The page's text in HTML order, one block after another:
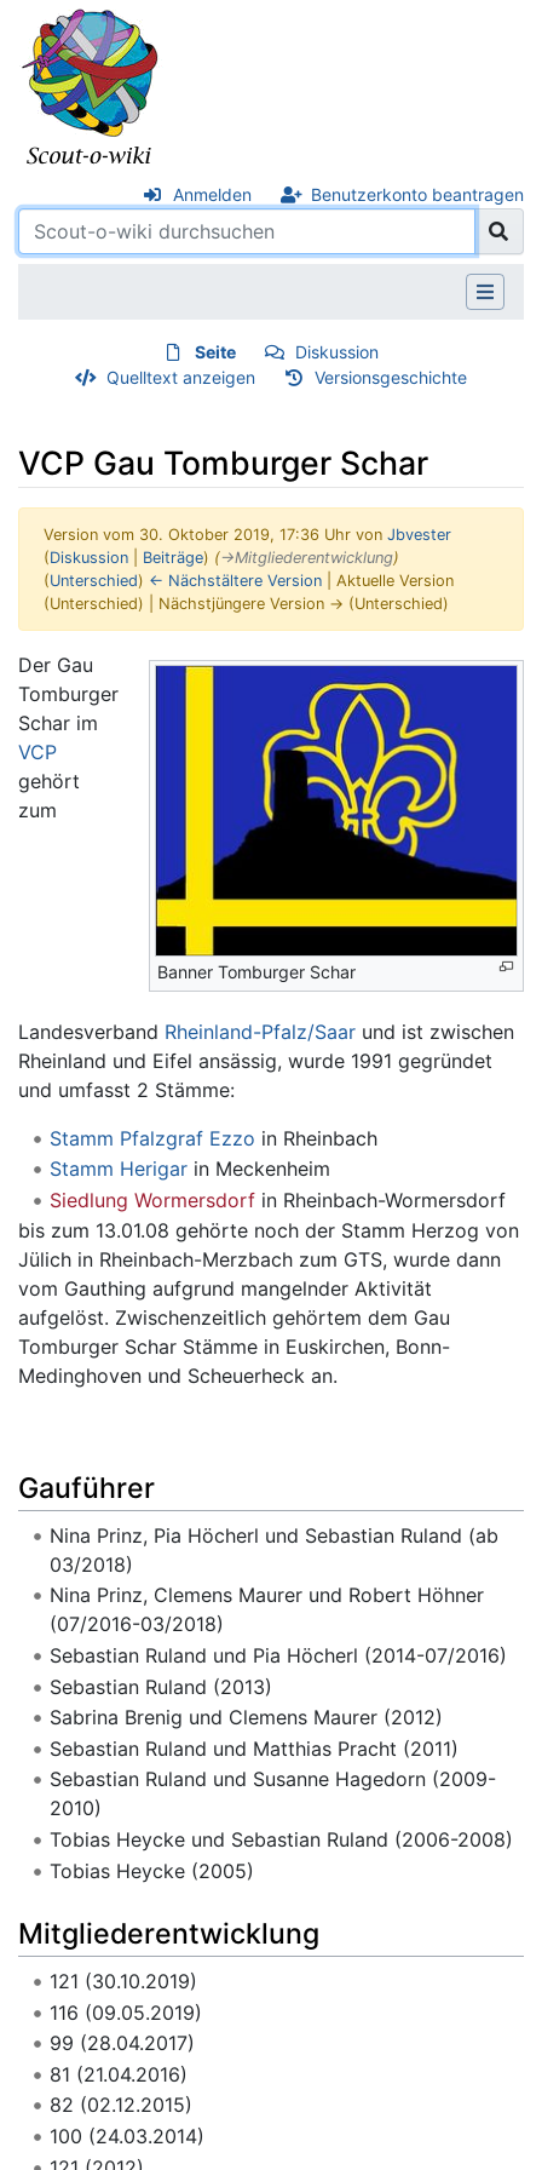
Anmelden Benutzerkonto beantragen
Seite
Diskussion
Quelltext anzeigen
Versionsgeschichte
VCP Gau Tomburger Schar
Version vom 30. Oktober 2019, 17:36 Uhr von Jbvester
(Diskussion Beiträge) (→‎Mitgliederentwicklung)
(Unterschied) ← Nächstältere Version | Aktuelle Version
(Unterschied) | Nächstjüngere Version → (Unterschied)
Wechseln zu: Navigation,Suche
Banner Tomburger Schar
Der Gau
Tomburger
Schar im
VCP
gehört
zum
Landesverband Rheinland-Pfalz/Saar und ist zwischen
Rheinland und Eifel ansässig, wurde 1991 gegründet
und umfasst 2 Stämme:
Stamm Pfalzgraf Ezzo in Rheinbach
Stamm Herigarin Meckenheim
Siedlung Wormersdorfin Rheinbach-Wormersdorf
bis zum 13.01.08 gehörte noch der Stamm Herzog von
Jülich in Rheinbach-Merzbach zum GTS, wurde dann
vom Gauthing aufgrund mangelnder Aktivität
aufgelöst. Zwischenzeitlich gehörtem dem Gau
Tomburger Schar Stämme in Euskirchen, Bonn-
Medinghoven und Scheuerheck an.
Gauführer
Nina Prinz, Pia Höcherl und Sebastian Ruland (ab
03/2018)
Nina Prinz, Clemens Maurer und Robert Höhner
(07/2016-03/2018)
Sebastian Ruland und Pia Höcherl (2014-07/2016)
Sebastian Ruland (2013)
Sabrina Brenig und Clemens Maurer (2012)
Sebastian Ruland und Matthias Pracht (2011)
Sebastian Ruland und Susanne Hagedorn (2009-
2010)
Tobias Heycke und Sebastian Ruland (2006-2008)
Tobias Heycke (2005)
Mitgliederentwicklung
121 (30.10.2019)
116 (09.05.2019)
99 (28.04.2017)
81 (21.04.2016)
82 (02.12.2015)
100 (24.03.2014)